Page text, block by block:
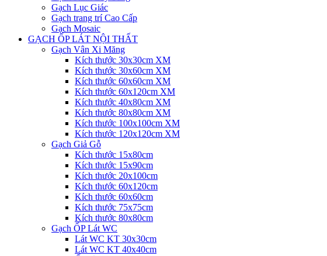
Gạch Lục Giác
Gạch trang trí Cao Cấp
Gạch Mosaic
GẠCH ỐP LÁT NỘI THẤT
Gạch Vân Xi Măng
Kích thước 30x30cm XM
Kích thước 30x60cm XM
Kích thước 60x60cm XM
Kích thước 60x120cm XM
Kích thước 40x80cm XM
Kích thước 80x80cm XM
Kích thước 100x100cm XM
Kích thước 120x120cm XM
Gạch Giả Gỗ
Kích thước 15x80cm
Kích thước 15x90cm
Kích thước 20x100cm
Kích thước 60x120cm
Kích thước 60x60cm
Kích thước 75x75cm
Kích thước 80x80cm
Gạch ỐP Lát WC
Lát WC KT 30x30cm
Lát WC KT 40x40cm